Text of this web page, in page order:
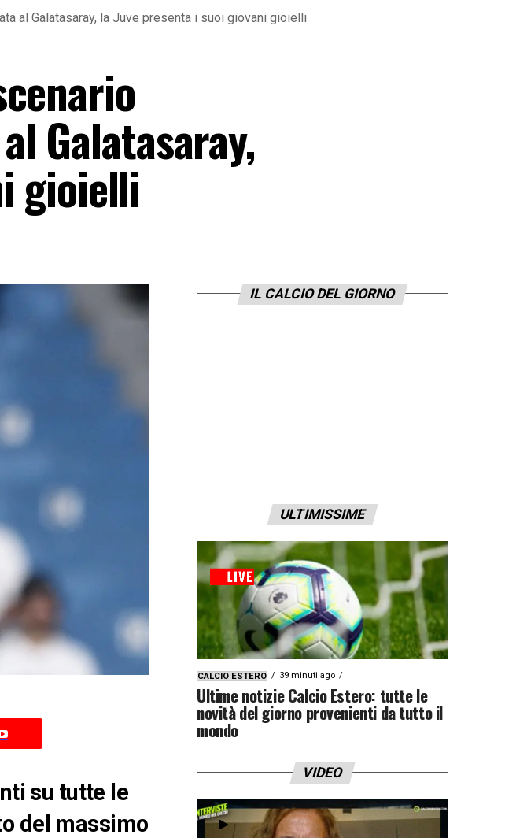
al Galatasaray, la Juve presenta i suoi giovani gioielli
Galatasaray,
gioielli
su tutte le
del massimo
IL CALCIO DEL GIORNO
ULTIMISSIME
CALCIO ESTERO 39 minuti ago
Ultime notizie Calcio Estero: tutte le
novità del giorno provenienti da tutto il
mondo
VIDEO